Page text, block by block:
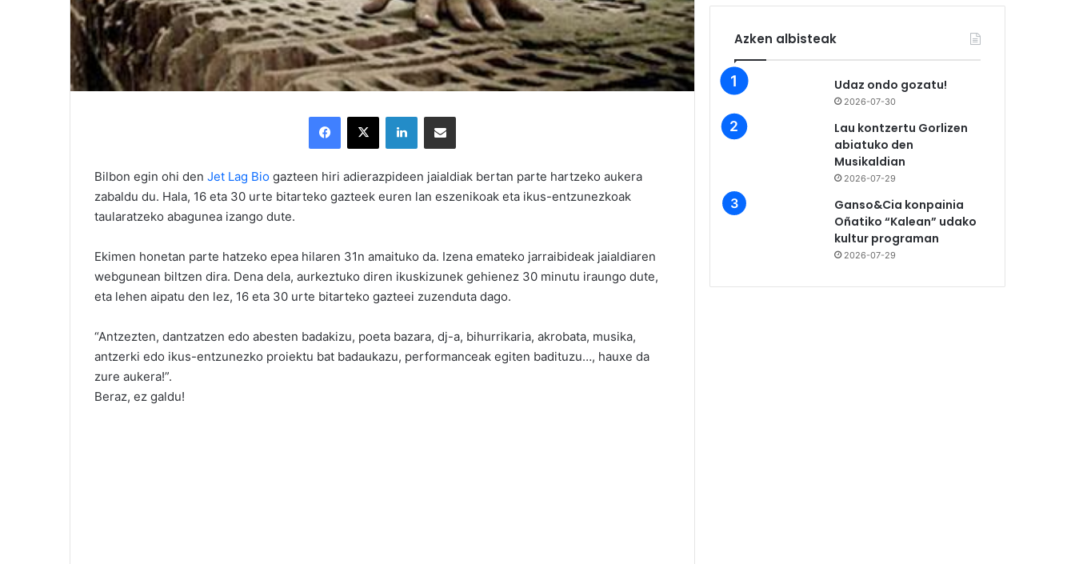
Bilbon egin ohi den Jet Lag Bio gazteen hiri adierazpideen jaialdiak bertan parte hartzeko aukera
zabaldu du. Hala, 16 eta 30 urte bitarteko gazteek euren lan eszenikoak eta ikus-entzunezkoak
taularatzeko abagunea izango dute.
Ekimen honetan parte hatzeko epea hilaren 31n amaituko da. Izena emateko jarraibideak jaialdiaren
webgunean biltzen dira. Dena dela, aurkeztuko diren ikuskizunek gehienez 30 minutu iraungo dute,
eta lehen aipatu den lez, 16 eta 30 urte bitarteko gazteei zuzenduta dago.
“Antzezten, dantzatzen edo abesten badakizu, poeta bazara, dj-a, bihurrikaria, akrobata, musika,
antzerki edo ikus-entzunezko proiektu bat badaukazu, performanceak egiten badituzu…, hauxe da
zure aukera!”.
Beraz, ez galdu!
Azken albisteak
Udaz ondo gozatu!
2026-07-30
Lau kontzertu Gorlizen
abiatuko den
Musikaldian
2026-07-29
Ganso&Cia konpainia
Oñatiko “Kalean” udako
kultur programan
2026-07-29